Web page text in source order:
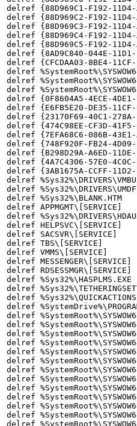
delref {88D969C1-F192-11D4-
delref {88D969C2-F192-11D4-
delref {88D969C3-F192-11D4-
delref {88D969C4-F192-11D4-
delref {88D969C5-F192-11D4-
delref {8AD9C840-044E-11D1-
delref {CFCDAA03-8BE4-11CF-
delref
delref
delref
delref {0F8604A5-4ECE-4DE1-
delref {E6FB5E20-DE35-11CF-
delref {23170F69-40C1-278A-
delref {474C98EE-CF3D-41F5-
delref {7EFA68C6-086B-43E1-
delref {748F920F-FB24-4D09-
delref {B298D29A-A6ED-11DE-
delref {4A7C4306-57E0-4C0C-
delref {3AB1675A-CCFF-11D2-
delref
delref
delref %Sys32%\BLANK.HTM
delref APPMGMT\[SERVICE]
delref
delref HELPSVC\[SERVICE]
delref SACSVR\[SERVICE]
delref TBS\[SERVICE]
delref VMMS\[SERVICE]
delref MESSENGER\[SERVICE]
delref RDSESSMGR\[SERVICE]
delref %Sys32%\HASPLMS.EXE
delref
delref
delref
delref
delref
delref
delref
delref
delref
delref
delref
delref
delref
delref
delref
delref